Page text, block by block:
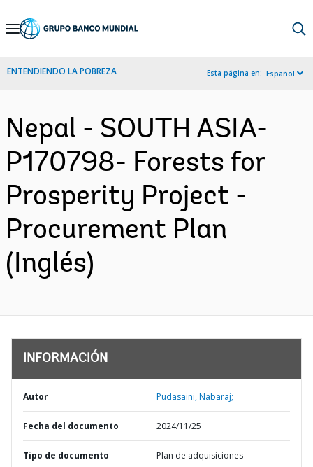
Skip
Navigation
ENTENDIENDO LA POBREZA Esta página en: Español
Nepal - SOUTH ASIA-
P170798- Forests for
Prosperity Project -
Procurement Plan
(Inglés)
INFORMACIÓN
Autor Pudasaini, Nabaraj;
Fecha del documento 2024/11/25
Tipo de documento Plan de adquisiciones